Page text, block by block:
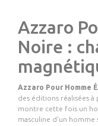
Azzaro
Noire :
Azzaro Pour Homme
des éditions réalisées
montre cette fois un
masculine d'un homme